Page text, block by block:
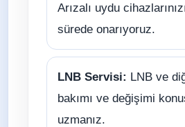
Arızalı uydu
sürede onarıyoruz.
LNB Servisi: LNB ve
bakımı ve değişimi
uzmanız.